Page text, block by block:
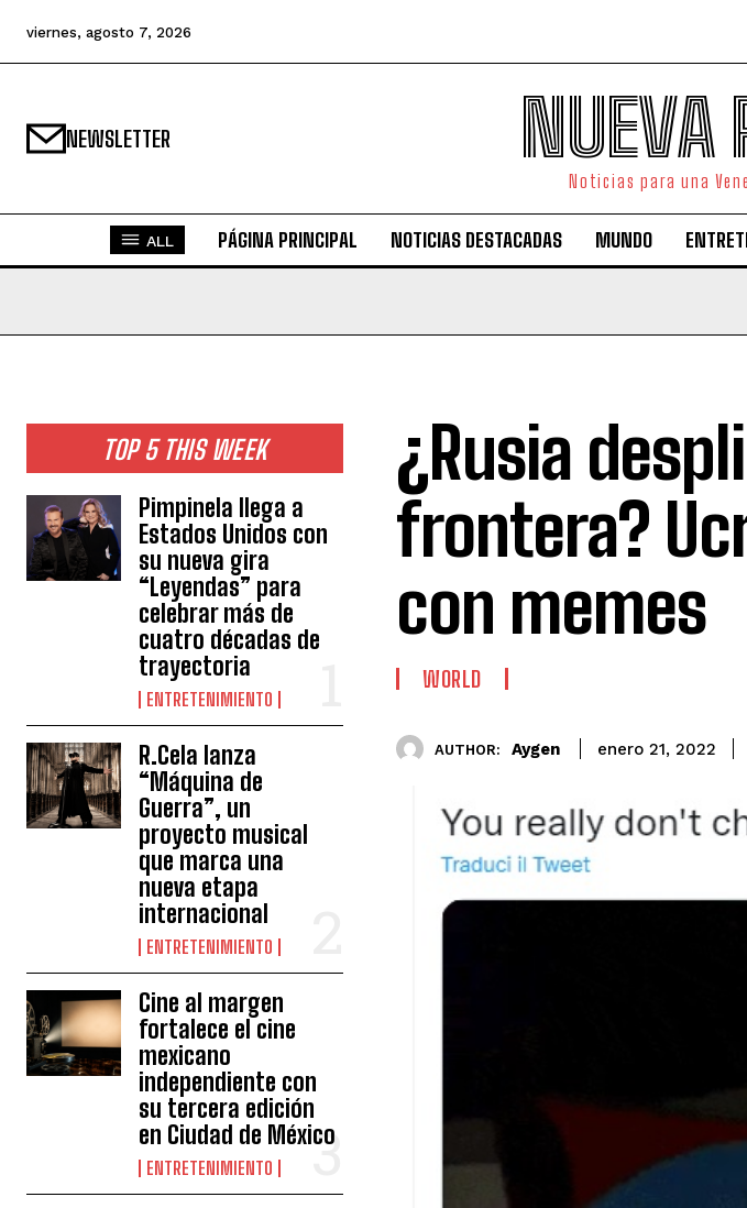
viernes, agosto 7, 2026
NEWSLETTER NUEVA
Noticias para una
ALL PÁGINA PRINCIPAL NOTICIAS DESTACADAS MUNDO
TOP 5 THIS WEEK
Pimpinela llega a
Estados Unidos con
su nueva gira
“Leyendas” para
celebrar más de
cuatro décadas de
trayectoria
ENTRETENIMIENTO
R.Cela lanza
“Máquina de
Guerra”, un
proyecto musical
que marca una
nueva etapa
internacional
ENTRETENIMIENTO
Cine al margen
fortalece el cine
mexicano
independiente con
su tercera edición
en Ciudad de México
ENTRETENIMIENTO
¿Rusia
frontera?
con memes
WORLD
AUTHOR: Aygen enero 21, 2022